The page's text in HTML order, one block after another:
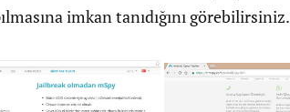
imkan tanıdığını görebilirsiniz.